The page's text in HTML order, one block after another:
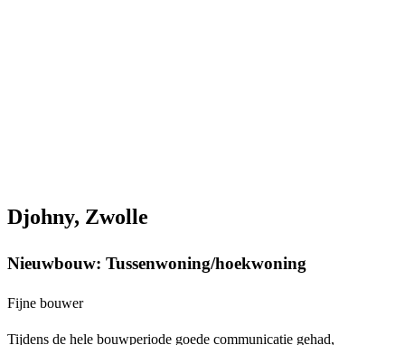
Djohny, Zwolle
Nieuwbouw: Tussenwoning/hoekwoning
Fijne bouwer
Tijdens de hele bouwperiode goede communicatie gehad,